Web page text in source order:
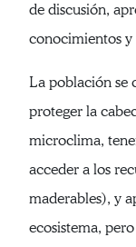
de discusión,
conocimientos y
La población se
proteger la
microclima,
acceder a los
maderables), y
ecosistema,